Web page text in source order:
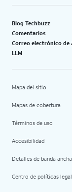
Blog Techbuzz
Comentarios
Correo electrónico de
LLM
Mapa del sitio
Mapas de cobertura
Términos de uso
Accesibilidad
Detalles de banda ancha
Centro de políticas